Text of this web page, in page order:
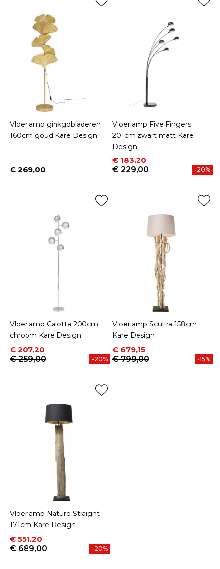
Vloerlamp ginkgobladeren
160cm goud Kare Design
Prijs
€ 269,00
Vloerlamp Five Fingers
201cm zwart matt Kare
Design
Prijs
€ 183,20
Normale prijs
€ 229,00
-20%
Vloerlamp Calotta 200cm
chroom Kare Design
Prijs
€ 207,20
Normale prijs
€ 259,00
-20%
Vloerlamp Scultra 158cm
Kare Design
Prijs
€ 679,15
Normale prijs
€ 799,00
-15%
Vloerlamp Nature Straight
171cm Kare Design
Prijs
€ 551,20
Normale prijs
€ 689,00
-20%